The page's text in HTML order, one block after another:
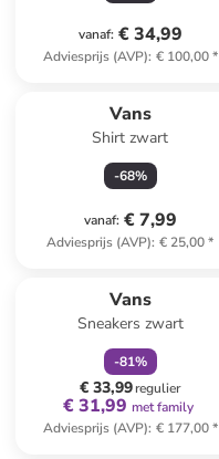
vanaf: € 34,99
Adviesprijs (AVP): € 100,00*
Vans
Shirt zwart
-68%
vanaf: € 7,99
Adviesprijs (AVP): € 25,00*
Vans
Sneakers zwart
-81%
€ 33,99regulier
€ 31,99 met family
Adviesprijs (AVP): € 177,00*